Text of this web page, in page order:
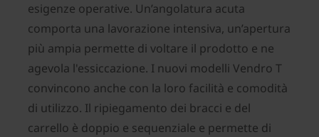
esigenze operative. Un’angolatura acuta
comporta una lavorazione intensiva, un’apertura
più ampia permette di voltare il prodotto e ne
agevola l'essiccazione. I nuovi modelli Vendro T
convincono anche con la loro facilità e comodità
di utilizzo. Il ripiegamento dei bracci e del
carrello è doppio e sequenziale e permette di